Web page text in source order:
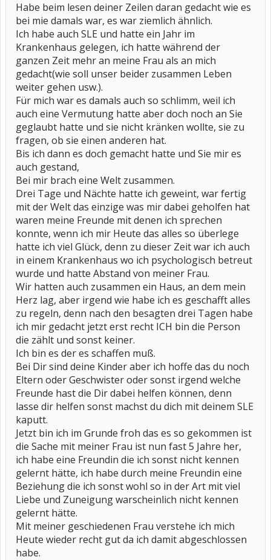
Habe beim lesen deiner Zeilen daran gedacht wie es
bei mie damals war, es war ziemlich ähnlich.
Ich habe auch SLE und hatte ein Jahr im
Krankenhaus gelegen, ich hatte während der
ganzen Zeit mehr an meine Frau als an mich
gedacht(wie soll unser beider zusammen Leben
weiter gehen usw.).
Für mich war es damals auch so schlimm, weil ich
auch eine Vermutung hatte aber doch noch an Sie
geglaubt hatte und sie nicht kränken wollte, sie zu
fragen, ob sie einen anderen hat.
Bis ich dann es doch gemacht hatte und Sie mir es
auch gestand,
Bei mir brach eine Welt zusammen.
Drei Tage und Nächte hatte ich geweint, war fertig
mit der Welt das einzige was mir dabei geholfen hat
waren meine Freunde mit denen ich sprechen
konnte, wenn ich mir Heute das alles so überlege
hatte ich viel Glück, denn zu dieser Zeit war ich auch
in einem Krankenhaus wo ich psychologisch betreut
wurde und hatte Abstand von meiner Frau.
Wir hatten auch zusammen ein Haus, an dem mein
Herz lag, aber irgend wie habe ich es geschafft alles
zu regeln, denn nach den besagten drei Tagen habe
ich mir gedacht jetzt erst recht ICH bin die Person
die zählt und sonst keiner.
Ich bin es der es schaffen muß.
Bei Dir sind deine Kinder aber ich hoffe das du noch
Eltern oder Geschwister oder sonst irgend welche
Freunde hast die Dir dabei helfen können, denn
lasse dir helfen sonst machst du dich mit deinem SLE
kaputt.
Jetzt bin ich im Grunde froh das es so gekommen ist
die Sache mit meiner Frau ist nun fast 5 Jahre her,
ich habe eine Freundin die ich sonst nicht kennen
gelernt hätte, ich habe durch meine Freundin eine
Beziehung die ich sonst wohl so in der Art mit viel
Liebe und Zuneigung warscheinlich nicht kennen
gelernt hätte.
Mit meiner geschiedenen Frau verstehe ich mich
Heute wieder recht gut da ich damit abgeschlossen
habe.